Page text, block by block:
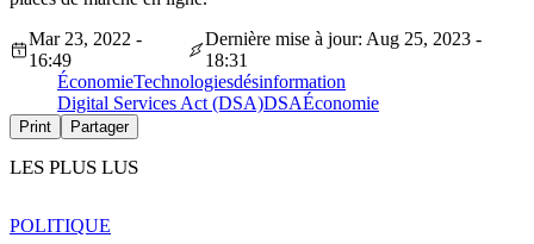
Mar 23, 2022 -
16:49
Dernière mise à jour: Aug 25, 2023 -
18:31
ÉconomieTechnologiesdésinformation
Digital Services Act (DSA)DSAÉconomie
Print Partager
LES PLUS LUS
POLITIQUE